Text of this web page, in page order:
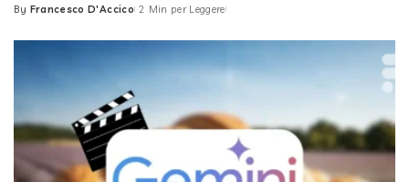
Posted
By Francesco D'Accico 2 Min per Leggere